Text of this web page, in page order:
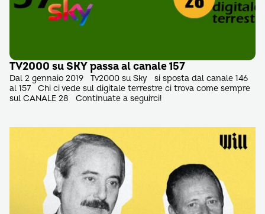
TV2000 su SKY passa al canale 157
Dal 2 gennaio 2019 Tv2000 su Sky si sposta dal canale 146
al 157 Chi ci vede sul digitale terrestre ci trova come sempre
sul CANALE 28 Continuate a seguirci!